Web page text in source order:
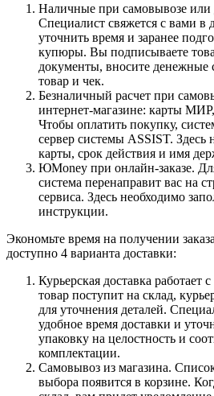
Наличные при самовывозе или
Специалист свяжется с вами в
уточнить время и заранее
купюры. Вы подписываете
документы, вносите денежные
товар и чек.
Безналичный расчет при
интернет-магазине: карты
Чтобы оплатить покупку,
сервер системы ASSIST. Здесь
карты, срок действия и имя
ЮMoney при онлайн-заказе.
система перенаправит вас на
сервиса. Здесь необходимо
инструкции.
Экономьте время на получении
доступно 4 варианта доставки:
Курьерская доставка работает
товар поступит на склад,
для уточнения деталей.
удобное время доставки и
упаковку на целостность и
комплектации.
Самовывоз из магазина.
выбора появится в корзине.